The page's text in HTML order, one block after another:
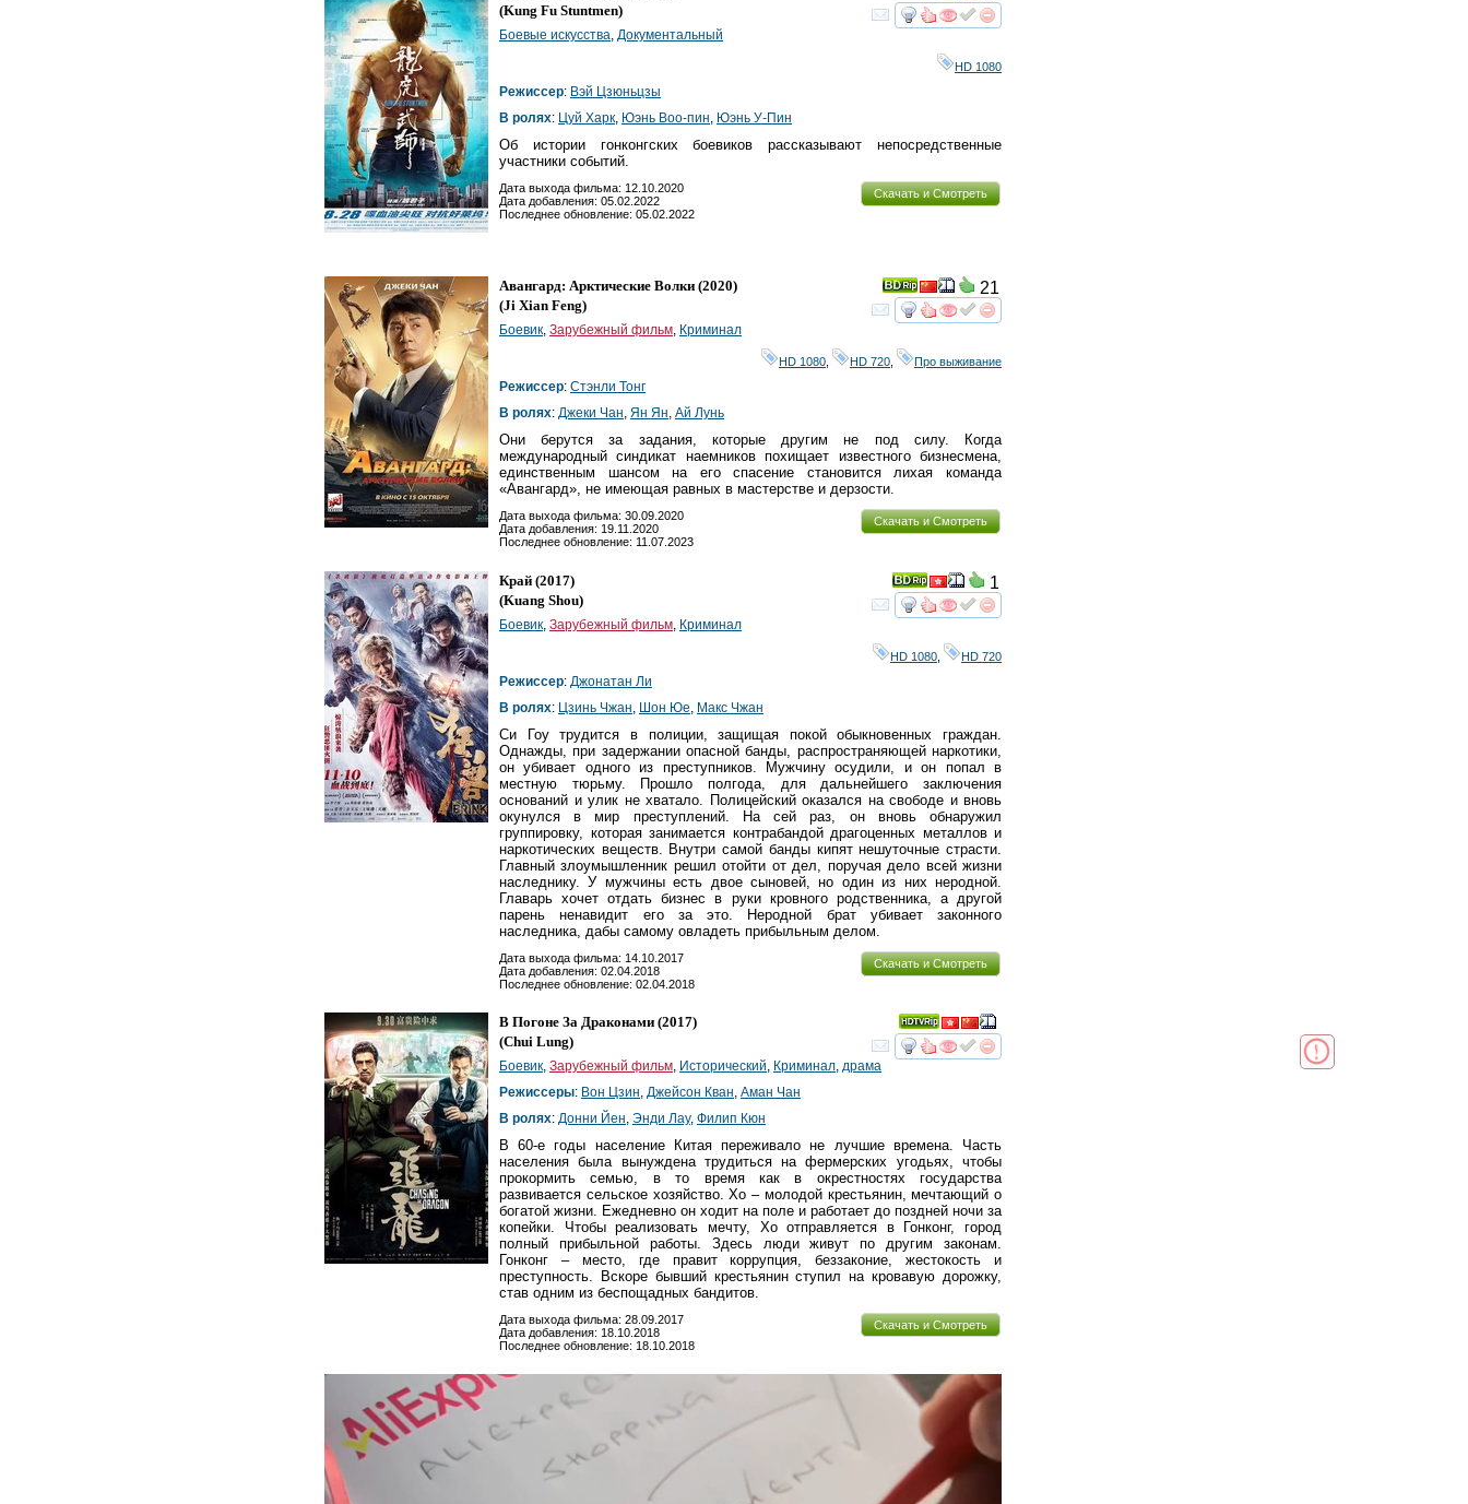
смотретьинтересует
(Kung Fu Stuntmen)
Боевые искусства, Документальный
HD 1080
Режиссер: Вэй Цзюньцзы
В ролях: Цуй Харк, Юэнь Воо-пин, Юэнь У-Пин
Об истории гонконгских боевиков рассказывают непосредственные
участники событий.
Скачать и Смотреть
Дата выхода фильма: 12.10.2020
Дата добавления: 05.02.2022
Последнее обновление: 05.02.2022
смотретьинтересует
21
Авангард: Арктические Волки (2020)
(Ji Xian Feng)
Боевик, Зарубежный фильм, Криминал
HD 1080 HD 720 Про выживание
Режиссер: Стэнли Тонг
В ролях: Джеки Чан, Ян Ян, Ай Лунь
Они берутся за задания, которые другим не под силу. Когда
международный синдикат наемников похищает известного бизнесмена,
единственным шансом на его спасение становится лихая команда
«Авангард», не имеющая равных в мастерстве и дерзости.
Скачать и Смотреть
Дата выхода фильма: 30.09.2020
Дата добавления: 19.11.2020
Последнее обновление: 11.07.2023
смотретьинтересует
1
Край (2017)
(Kuang Shou)
Боевик, Зарубежный фильм, Криминал
HD 1080 HD 720
Режиссер: Джонатан Ли
В ролях: Цзинь Чжан, Шон Юе, Макс Чжан
Си Гоу трудится в полиции, защищая покой обыкновенных граждан.
Однажды, при задержании опасной банды, распространяющей наркотики,
он убивает одного из преступников. Мужчину осудили, и он попал в
местную тюрьму. Прошло полгода, для дальнейшего заключения
оснований и улик не хватало. Полицейский оказался на свободе и вновь
окунулся в мир преступлений. На сей раз, он вновь обнаружил
группировку, которая занимается контрабандой драгоценных металлов и
наркотических веществ. Внутри самой банды кипят нешуточные страсти.
Главный злоумышленник решил отойти от дел, поручая дело всей жизни
наследнику. У мужчины есть двое сыновей, но один из них неродной.
Главарь хочет отдать бизнес в руки кровного родственника, а другой
парень ненавидит его за это. Неродной брат убивает законного
наследника, дабы самому овладеть прибыльным делом.
Скачать и Смотреть
Дата выхода фильма: 14.10.2017
Дата добавления: 02.04.2018
Последнее обновление: 02.04.2018
смотретьинтересует
В Погоне За Драконами (2017)
(Chui Lung)
Боевик Зарубежный фильм Исторический Криминал драма
Режиссеры: Вон Цзин Джейсон Кван Аман Чан
В ролях: Донни Йен Энди Лау, Филип Кюн
В 60-е годы население Китая переживало не лучшие времена. Часть
населения была вынуждена трудиться на фермерских угодьях, чтобы
прокормить семью, в то время как в окрестностях государства
развивается сельское хозяйство. Хо – молодой крестьянин, мечтающий о
богатой жизни. Ежедневно он ходит на поле и работает до поздней ночи за
копейки. Чтобы реализовать мечту, Хо отправляется в Гонконг, город
полный прибыльной работы. Здесь люди живут по другим законам.
Гонконг – место, где правит коррупция, беззаконие, жестокость и
преступность. Вскоре бывший крестьянин ступил на кровавую дорожку,
став одним из беспощадных бандитов.
Скачать и Смотреть
Дата выхода фильма: 28.09.2017
Дата добавления: 18.10.2018
Последнее обновление: 18.10.2018